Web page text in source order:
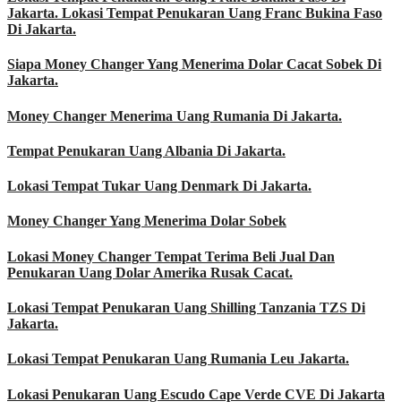
Jakarta. Lokasi Tempat Penukaran Uang Franc Bukina Faso
Di Jakarta.
Siapa Money Changer Yang Menerima Dolar Cacat Sobek Di
Jakarta.
Money Changer Menerima Uang Rumania Di Jakarta.
Tempat Penukaran Uang Albania Di Jakarta.
Lokasi Tempat Tukar Uang Denmark Di Jakarta.
Money Changer Yang Menerima Dolar Sobek
Lokasi Money Changer Tempat Terima Beli Jual Dan
Penukaran Uang Dolar Amerika Rusak Cacat.
Lokasi Tempat Penukaran Uang Shilling Tanzania TZS Di
Jakarta.
Lokasi Tempat Penukaran Uang Rumania Leu Jakarta.
Lokasi Penukaran Uang Escudo Cape Verde CVE Di Jakarta